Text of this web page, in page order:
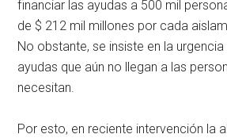
financiar las ayudas a 500 mil
de $ 212 mil millones por cada
No obstante, se insiste en la
ayudas que aún no llegan a las
necesitan.
Por esto, en reciente intervención la